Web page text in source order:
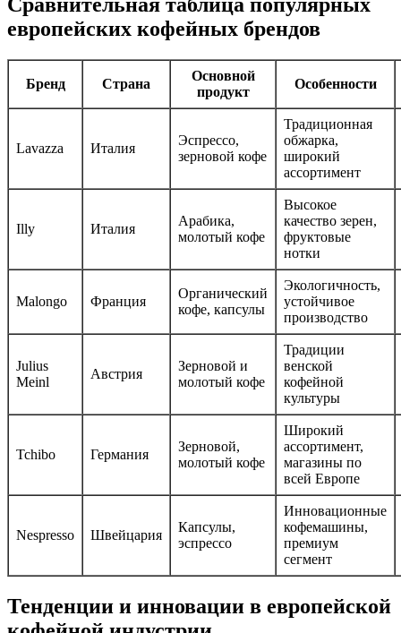
Сравнительная таблица популярных
европейских кофейных брендов
Бренд Страна
Основной
продукт
Особенности
Lavazza Италия
Эспрессо,
зерновой кофе
Традиционная
обжарка,
широкий
ассортимент
Illy Италия
Арабика,
молотый кофе
Высокое
качество зерен,
фруктовые
нотки
Malongo Франция
Органический
кофе, капсулы
Экологичность,
устойчивое
производство
Julius
Meinl
Австрия
Зерновой и
молотый кофе
Традиции
венской
кофейной
культуры
Tchibo Германия
Зерновой,
молотый кофе
Широкий
ассортимент,
магазины по
всей Европе
Nespresso Швейцария
Капсулы,
эспрессо
Инновационные
кофемашины,
премиум
сегмент
Тенденции и инновации в европейской